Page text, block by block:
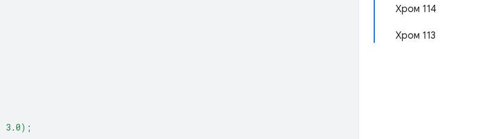
Хром 114
Хром 113
3.0);